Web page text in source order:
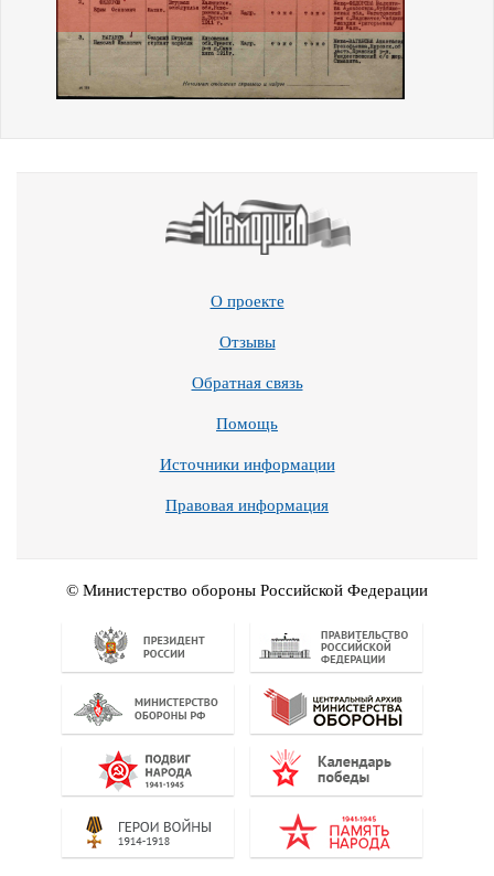
О проекте
Отзывы
Обратная связь
Помощь
Источники информации
Правовая информация
© Министерство обороны Российской Федерации